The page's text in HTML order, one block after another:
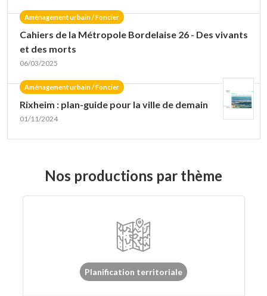
Aménagement urbain / Foncier
Cahiers de la Métropole Bordelaise 26 - Des vivants
et des morts
06/03/2025
Aménagement urbain / Foncier
Rixheim : plan-guide pour la ville de demain
01/11/2024
Nos productions par thème
Planification territoriale